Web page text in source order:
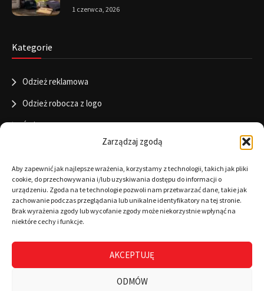
Zarządzaj zgodą
Aby zapewnić jak najlepsze wrażenia, korzystamy z technologii, takich jak pliki
cookie, do przechowywania i/lub uzyskiwania dostępu do informacji o
urządzeniu. Zgoda na te technologie pozwoli nam przetwarzać dane, takie jak
zachowanie podczas przeglądania lub unikalne identyfikatory na tej stronie.
Brak wyrażenia zgody lub wycofanie zgody może niekorzystnie wpłynąć na
niektóre cechy i funkcje.
AKCEPTUJĘ
ODMÓW
1 czerwca, 2026
Kategorie
Odzież reklamowa
Odzież robocza z logo
Święta
Informacje
RODO
Polityka cookies
Warunki płatności